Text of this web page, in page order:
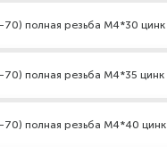
полная резьба М4*30 цинк
полная резьба М4*35 цинк
полная резьба М4*40 цинк